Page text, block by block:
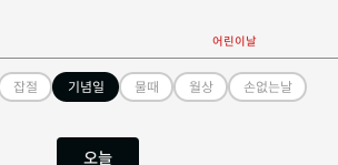
어린이날
잡절 기념일 물때 월상 손없는날
오늘